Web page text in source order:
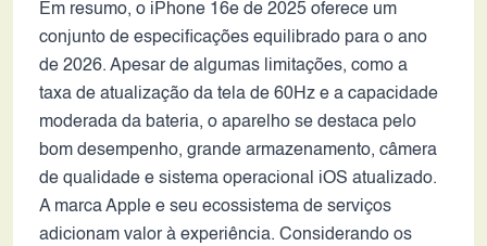
Em resumo, o iPhone 16e de 2025 oferece um
conjunto de especificações equilibrado para o ano
de 2026. Apesar de algumas limitações, como a
taxa de atualização da tela de 60Hz e a capacidade
moderada da bateria, o aparelho se destaca pelo
bom desempenho, grande armazenamento, câmera
de qualidade e sistema operacional iOS atualizado.
A marca Apple e seu ecossistema de serviços
adicionam valor à experiência. Considerando os